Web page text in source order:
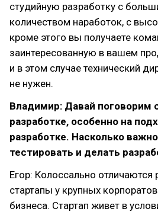
студийную разработку с
количеством наработок, с
кроме этого вы получаете
заинтересованную в вашем
и в этом случае технический
не нужен.
Владимир: Давай поговорим
разработке, особенно на
разработке. Насколько
тестировать и делать
Егор: Колоссально отличаются
стартапы у крупных
бизнеса. Стартап живет в